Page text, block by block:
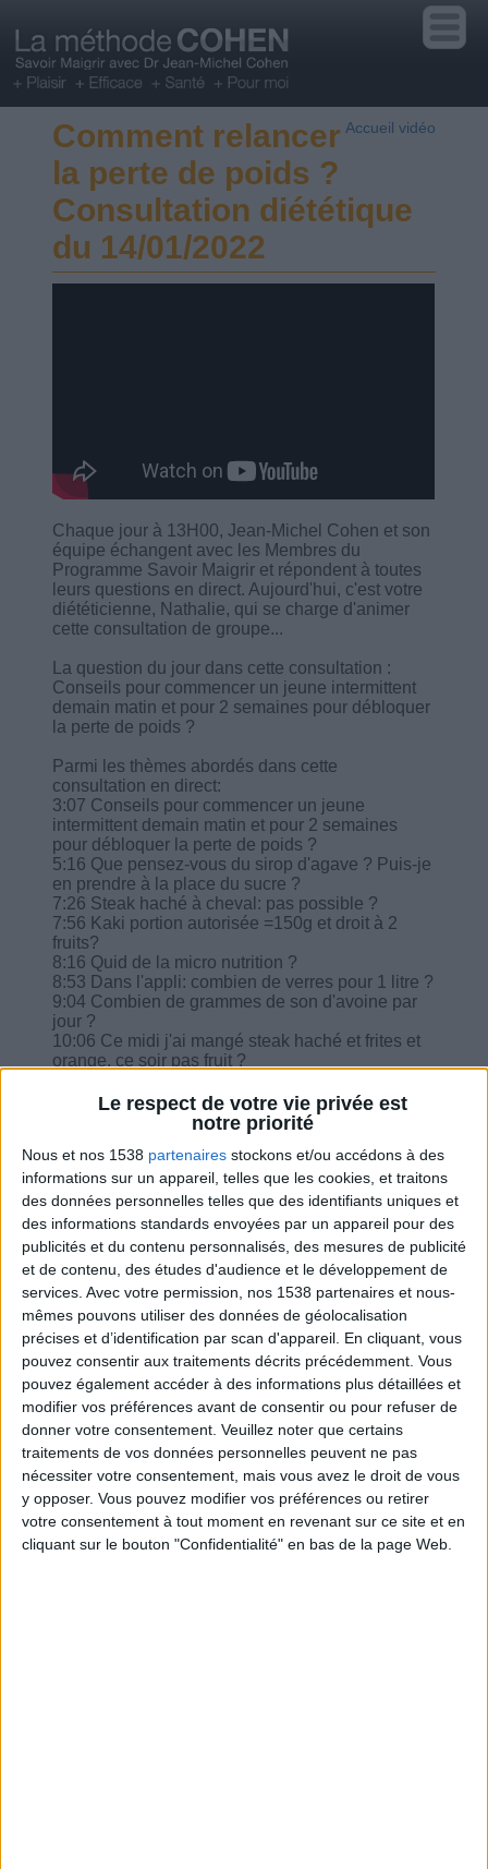
Le respect de votre vie privée est
notre priorité
Nous et nos 1538 partenaires stockons et/ou accédons à des
informations sur un appareil, telles que les cookies, et traitons
des données personnelles telles que des identifiants uniques et
des informations standards envoyées par un appareil pour des
publicités et du contenu personnalisés, des mesures de publicité
et de contenu, des études d'audience et le développement de
services. Avec votre permission, nos 1538 partenaires et nous-
mêmes pouvons utiliser des données de géolocalisation
précises et d’identification par scan d'appareil. En cliquant, vous
pouvez consentir aux traitements décrits précédemment. Vous
pouvez également accéder à des informations plus détaillées et
modifier vos préférences avant de consentir ou pour refuser de
donner votre consentement. Veuillez noter que certains
traitements de vos données personnelles peuvent ne pas
nécessiter votre consentement, mais vous avez le droit de vous
y opposer. Vous pouvez modifier vos préférences ou retirer
votre consentement à tout moment en revenant sur ce site et en
cliquant sur le bouton "Confidentialité" en bas de la page Web.
Accueil vidéo
Comment relancer
la perte de poids ?
Consultation diététique
du 14/01/2022
Chaque jour à 13H00, Jean-Michel Cohen et son
équipe échangent avec les Membres du
Programme Savoir Maigrir et répondent à toutes
leurs questions en direct. Aujourd'hui, c'est votre
diététicienne, Nathalie, qui se charge d'animer
cette consultation de groupe...
La question du jour dans cette consultation :
Conseils pour commencer un jeune intermittent
demain matin et pour 2 semaines pour débloquer
la perte de poids ?
Parmi les thèmes abordés dans cette
consultation en direct:
3:07 Conseils pour commencer un jeune
intermittent demain matin et pour 2 semaines
pour débloquer la perte de poids ?
5:16 Que pensez-vous du sirop d'agave ? Puis-je
en prendre à la place du sucre ?
7:26 Steak haché à cheval: pas possible ?
7:56 Kaki portion autorisée =150g et droit à 2
fruits?
8:16 Quid de la micro nutrition ?
8:53 Dans l'appli: combien de verres pour 1 litre ?
9:04 Combien de grammes de son d'avoine par
jour ?
10:06 Ce midi j'ai mangé steak haché et frites et
orange, ce soir pas fruit ?
12:50 Pruneaux secs, combien équivaut à un fruit
13:02 Je vais au restaurant, comment gérer ?
14:50 Le lundi je ne mange pas de viande donc
mon repas du midi crudités, féculent, lentilles et
légumes, yaourt et compote ?
16:05 Des conseils pour me remettre dans le
programme, j'ai repris 7 kg depuis novembre et je
suis larguée.
18:03 Comment compenser ?
19:49 Vu que les amis et familles passent avec
des galettes des rois, catastrophe je recommence
à zéro.
Combien de kilos souhaitez-vous perdre ?
Moins de
5 kilos
De 5 à 10
kilos
Plus de
10 kilos